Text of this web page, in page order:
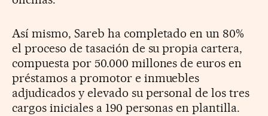
Así mismo, Sareb ha completado en un 80%
el proceso de tasación de su propia cartera,
compuesta por 50.000 millones de euros en
préstamos a promotor e inmuebles
adjudicados y elevado su personal de los tres
cargos iniciales a 190 personas en plantilla.